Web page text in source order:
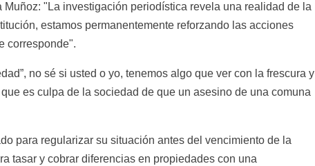
"La investigación periodística revela una realidad de la
estamos permanentemente reforzando las acciones
corresponde".
no sé si usted o yo, tenemos algo que ver con la frescura y
es culpa de la sociedad de que un asesino de una comuna
para regularizar su situación antes del vencimiento de la
tasar y cobrar diferencias en propiedades con una